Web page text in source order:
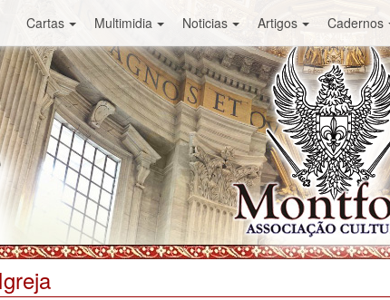
Cartas Multimidia Noticias Artigos Cadernos
Igreja